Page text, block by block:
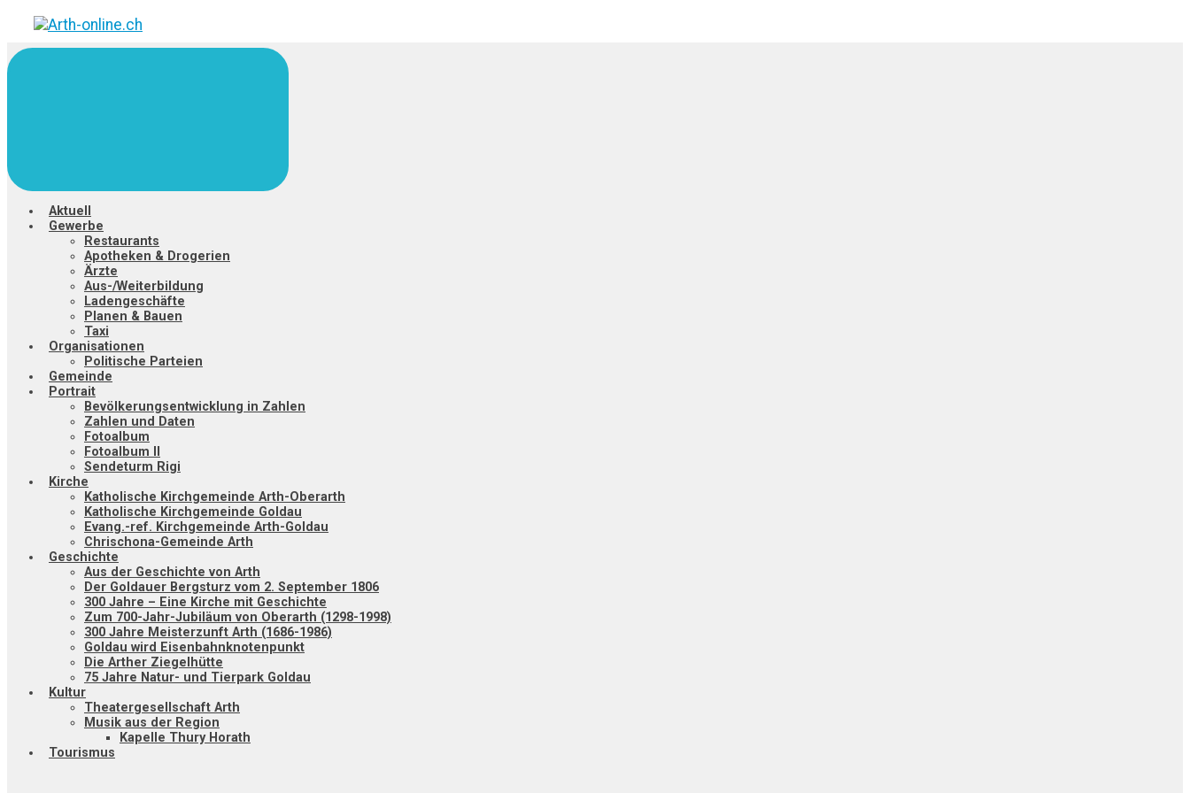
Zum
Hauptinhalt
springen
Aktuell
Gewerbe
Restaurants
Apotheken & Drogerien
Ärzte
Aus-/Weiterbildung
Ladengeschäfte
Planen & Bauen
Taxi
Organisationen
Politische Parteien
Gemeinde
Portrait
Bevölkerungsentwicklung in Zahlen
Zahlen und Daten
Fotoalbum
Fotoalbum II
Sendeturm Rigi
Kirche
Katholische Kirchgemeinde Arth-Oberarth
Katholische Kirchgemeinde Goldau
Evang.-ref. Kirchgemeinde Arth-Goldau
Chrischona-Gemeinde Arth
Geschichte
Aus der Geschichte von Arth
Der Goldauer Bergsturz vom 2. September 1806
300 Jahre – Eine Kirche mit Geschichte
Zum 700-Jahr-Jubiläum von Oberarth (1298-1998)
300 Jahre Meisterzunft Arth (1686-1986)
Goldau wird Eisenbahnknotenpunkt
Die Arther Ziegelhütte
75 Jahre Natur- und Tierpark Goldau
Kultur
Theatergesellschaft Arth
Musik aus der Region
Kapelle Thury Horath
Tourismus